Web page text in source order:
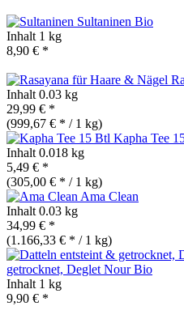
Sultaninen Bio
Inhalt 1 kg
8,90 € *
Inhalt 0.03 kg
29,99 € *
(999,67 € * / 1 kg)
Kapha Tee
Inhalt 0.018 kg
5,49 € *
(305,00 € * / 1 kg)
Ama Clean
Inhalt 0.03 kg
34,99 € *
(1.166,33 € * / 1 kg)
getrocknet, Deglet NourBio
Inhalt 1 kg
9,90 € *